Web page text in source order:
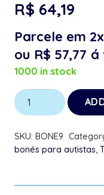
R$ 64,19
Parcele em
ou R$ 57,77 á
1000 in stock
Boné
Preto
para
Autistas
SKU: BONE9
bonés para autistas,